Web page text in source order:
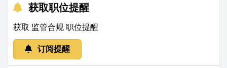
获取职位提醒
获取 监管合规 职位提醒
订阅提醒